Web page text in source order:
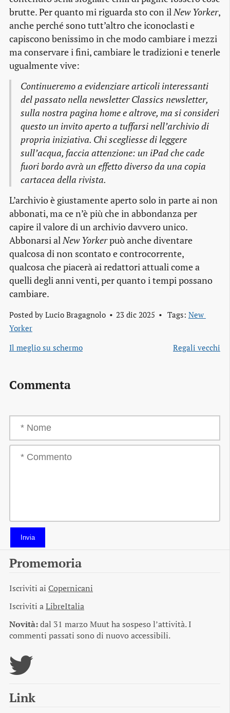
brutte. Per quanto mi riguarda sto con il New Yorker,
anche perché sono tutt’altro che iconoclasti e
capiscono benissimo in che modo cambiare i mezzi
ma conservare i fini, cambiare le tradizioni e tenerle
ugualmente vive:
Continueremo a evidenziare articoli interessanti
del passato nella newsletter Classics newsletter,
sulla nostra pagina home e altrove, ma si consideri
questo un invito aperto a tuffarsi nell’archivio di
propria iniziativa. Chi scegliesse di leggere
sull’acqua, faccia attenzione: un iPad che cade
fuori bordo avrà un effetto diverso da una copia
cartacea della rivista.
L’archivio è giustamente aperto solo in parte ai non
abbonati, ma ce n’è più che in abbondanza per
capire il valore di un archivio davvero unico.
Abbonarsi alNew Yorkerpuò anche diventare
qualcosa di non scontato e controcorrente,
qualcosa che piacerà ai redattori attuali come a
quelli degli anni venti, per quanto i tempi possano
cambiare.
Posted by Lucio Bragagnolo 23 dic 2025 Tags: New
Yorker
Il meglio su schermo
Regali vecchi
Commenta
Invia
Promemoria
Iscriviti ai Copernicani
Iscriviti aLibreItalia
Novità:dal 31 marzo Muut ha sospeso l’attività. I
commenti passati sono di nuovo accessibili.
Link